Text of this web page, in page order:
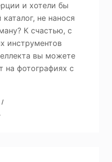
и хотели бы
не нанося
К счастью, с
инструментов
вы можете
на фотографиях с